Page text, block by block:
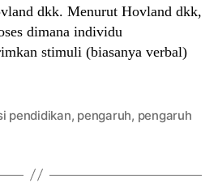
dkk. Menurut Hovland dkk,
dimana individu
stimuli (biasanya verbal)
pendidikan, pengaruh, pengaruh